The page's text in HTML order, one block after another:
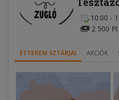
10:00 -
2 500 Ft
ÉTTEREM SZTÁRJAI AKCIÓK